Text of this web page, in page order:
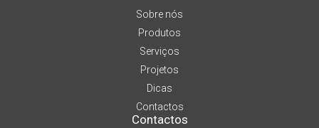
Sobre nós
Produtos
Serviços
Projetos
Dicas
Contactos
Contactos